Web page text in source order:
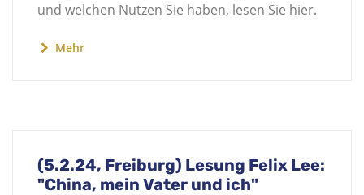
und welchen Nutzen Sie haben, lesen Sie hier.
Mehr
(5.2.24, Freiburg) Lesung Felix Lee:
"China, mein Vater und ich"